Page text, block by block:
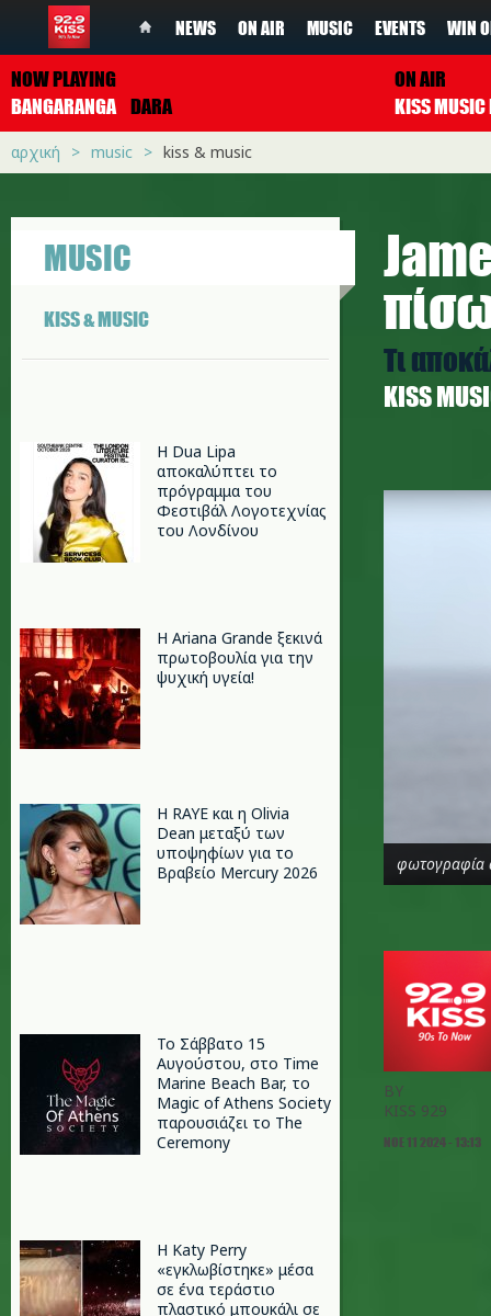
NEWS ON AIR MUSIC EVENTS WIN
NOW PLAYING
BANGARANGA DARA
ON AIR
αρχική music kiss & music
MUSIC
KISS & MUSIC
Η Dua Lipa
αποκαλύπτει το
πρόγραμμα του
Φεστιβάλ Λογοτεχνίας
του Λονδίνου
Η Ariana Grande ξεκινά
πρωτοβουλία για την
ψυχική υγεία!
Η RAYE και η Olivia
Dean μεταξύ των
υποψηφίων για το
Βραβείο Mercury 2026
Το Σάββατο 15
Αυγούστου, στο Time
Marine Beach Bar, το
Magic of Athens Society
παρουσιάζει το The
Ceremony
H Katy Perry
«εγκλωβίστηκε» μέσα
σε ένα τεράστιο
πλαστικό μπουκάλι σε
Τι
ΚISS
j.png
φωτογραφία
BY
KISS 929
ΝΟΕ 11 2024 - 13:13